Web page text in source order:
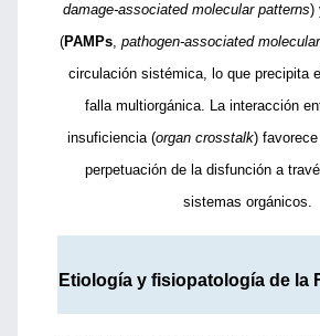
damage-associated molecular patterns)
(PAMPs, pathogen-associated
circulación sistémica, lo que precipita
falla multiorgánica. La interacción
insuficiencia (organ crosstalk)
perpetuación de la disfunción a
sistemas orgánicos.
Etiología y fisiopatología de la